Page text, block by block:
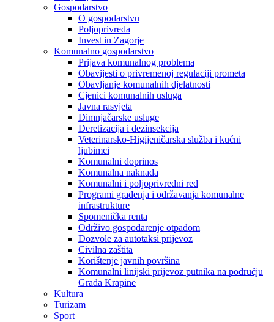
Gospodarstvo
O gospodarstvu
Poljoprivreda
Invest in Zagorje
Komunalno gospodarstvo
Prijava komunalnog problema
Obavijesti o privremenoj regulaciji prometa
Obavljanje komunalnih djelatnosti
Cjenici komunalnih usluga
Javna rasvjeta
Dimnjačarske usluge
Deretizacija i dezinsekcija
Veterinarsko-Higijeničarska služba i kućni
ljubimci
Komunalni doprinos
Komunalna naknada
Komunalni i poljoprivredni red
Programi građenja i održavanja komunalne
infrastrukture
Spomenička renta
Održivo gospodarenje otpadom
Dozvole za autotaksi prijevoz
Civilna zaštita
Korištenje javnih površina
Komunalni linijski prijevoz putnika na području
Grada Krapine
Kultura
Turizam
Sport